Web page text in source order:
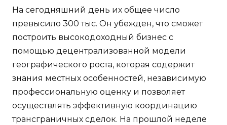
На сегодняшний день их общее число
превысило 300 тыс. Он убежден, что сможет
построить высокодоходный бизнес с
помощью децентрализованной модели
географического роста, которая содержит
знания местных особенностей, независимую
профессиональную оценку и позволяет
осуществлять эффективную координацию
трансграничных сделок. На прошлой неделе